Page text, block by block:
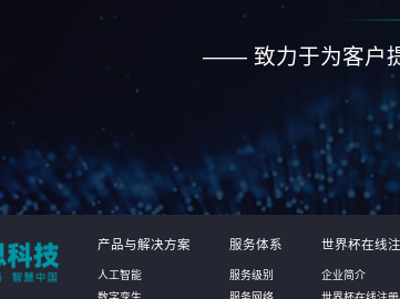
—— 致力于为客户
产品与解决方案
人工智能
服务体系
服务级别
世界杯在线
企业简介